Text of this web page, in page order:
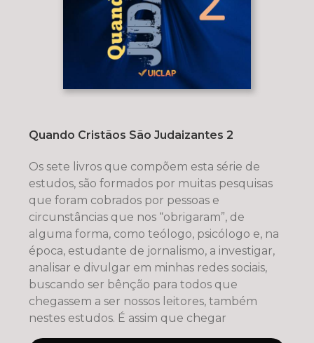
Quando Cristãos São Judaizantes 2
Os sete livros que compõem esta série de
estudos, são formados por muitas pesquisas
que foram cobrados por pessoas e
circunstâncias que nos “obrigaram”, de
alguma forma, como teólogo, psicólogo e, na
época, estudante de jornalismo, a investigar,
analisar e divulgar em minhas redes sociais,
buscando ser bênção para todos que
chegassem a ser nossos leitores, também
nestes estudos. É assim que chegar